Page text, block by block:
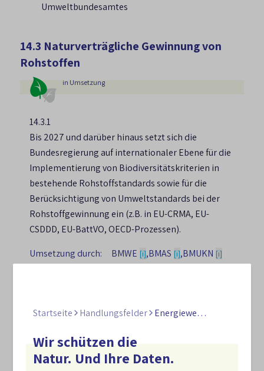
Startseite Handlungsfelder Energiewende und Rohstoffe
Wir schützen die
Natur. Und Ihre Daten.
Umweltbundesamtes
14.3 Naturverträgliche Gewinnung von
Rohstoffen
in Umsetzung
14.3.1
Bis 2027 und darüber hinaus setzt sich die
Bundesregierung auf internationaler Ebene für die
Implementierung von Biodiversitätskriterien in
bestehende Rohstoffstandards sowie für die
Berücksichtigung von Umweltstandards bei der
Rohstoffgewinnung ein (z.B. in EU-CRMA, EU-
CSDDD, EU-BattVO, OECD-Prozessen).
Umsetzung durch:
BMWE [i],BMAS [i],BMUKN [i]
Biomasseforschungszentrums
in Umsetzung